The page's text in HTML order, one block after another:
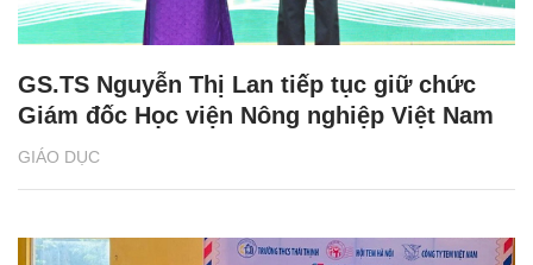
GIÁO DỤC
GS.TS Nguyễn Thị Lan tiếp tục giữ chức
Giám đốc Học viện Nông nghiệp Việt Nam